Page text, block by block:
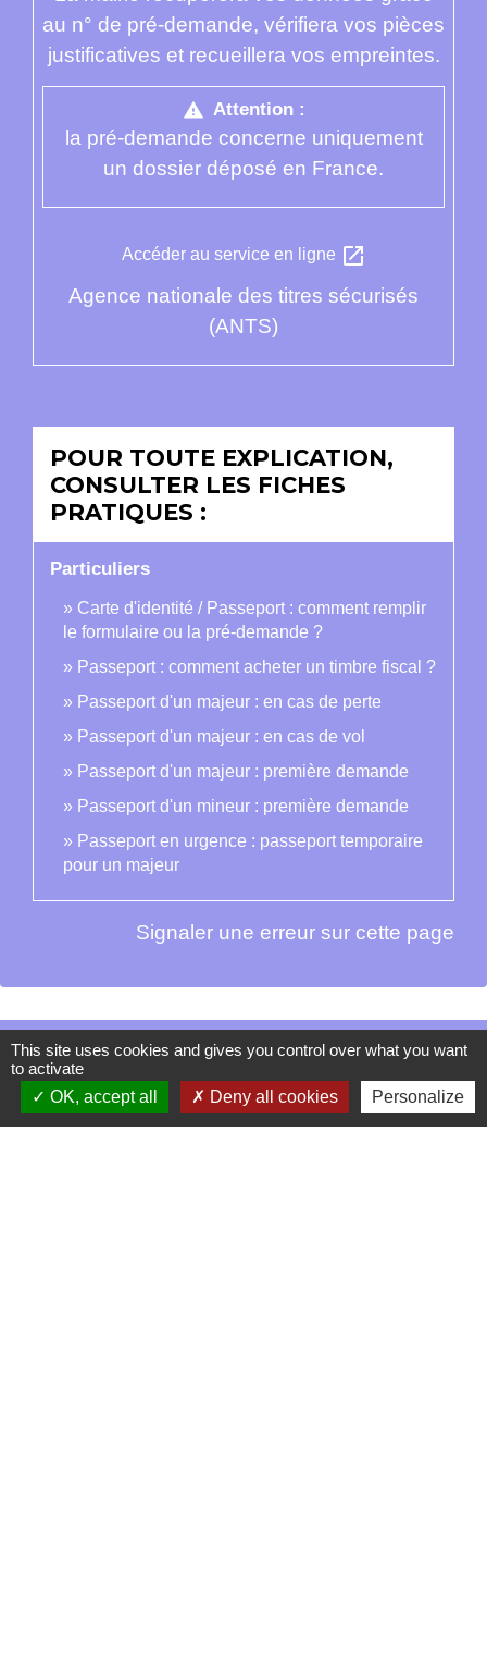
au n° de pré-demande, vérifiera vos pièces
justificatives et recueillera vos empreintes.
warning Attention :
la pré-demande concerne uniquement
un dossier déposé en France.
Accéder au service en ligne open_in_new
Agence nationale des titres sécurisés
(ANTS)
POUR TOUTE EXPLICATION,
CONSULTER LES FICHES
PRATIQUES :
Particuliers
Carte d'identité / Passeport : comment remplir
le formulaire ou la pré-demande ?
Passeport : comment acheter un timbre fiscal ?
Passeport d'un majeur : en cas de perte
Passeport d'un majeur : en cas de vol
Passeport d'un majeur : première demande
Passeport d'un mineur : première demande
Passeport en urgence : passeport temporaire
pour un majeur
Signaler une erreur sur cette page
Contacts
La Garde-Adhémar
25, rue Pauline de Simiane
This site uses cookies and gives you control over what you want
to activate
OK, accept all
Deny all cookies Personalize